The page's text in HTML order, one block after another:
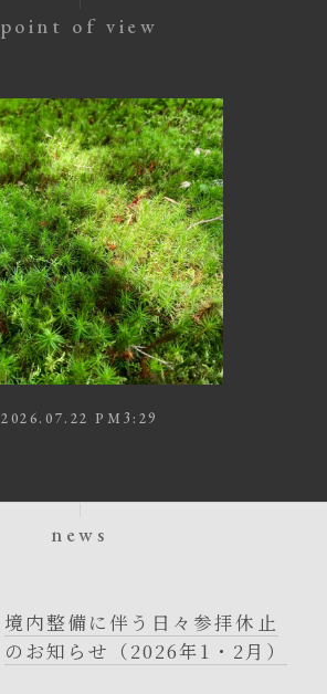
point of view
2026.07.22 PM3:29
news
境内整備に伴う日々参拝休止
のお知らせ（2026年1・2月）